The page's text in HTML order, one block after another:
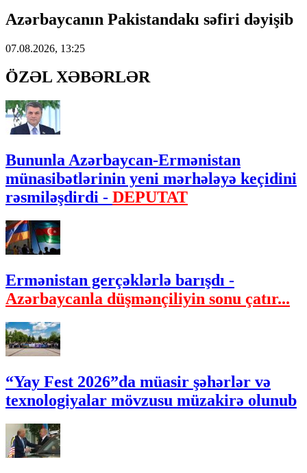
Azərbaycanın Pakistandakı səfiri dəyişib
07.08.2026, 13:25
ÖZƏL XƏBƏRLƏR
Bununla Azərbaycan-Ermənistan
münasibətlərinin yeni mərhələyə keçidini
rəsmiləşdirdi - DEPUTAT
Ermənistan gerçəklərlə barışdı -
Azərbaycanla düşmənçiliyin sonu çatır...
“Yay Fest 2026”da müasir şəhərlər və
texnologiyalar mövzusu müzakirə olunub